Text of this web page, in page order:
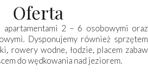
Oferta
apartamentami 2 – 6 osobowymi oraz
Dysponujemy również sprzętem
rowery wodne, łodzie, placem zabaw
do wędkowania nad jeziorem.